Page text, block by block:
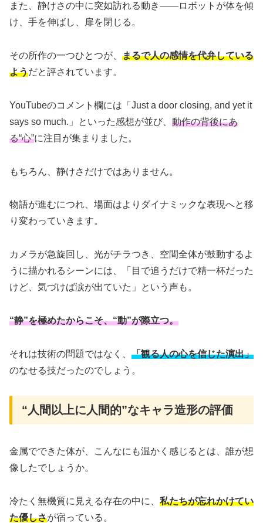
また、静けさの中に突如訪れる動き――ロボットが体を傾
け、手を伸ばし、扉を閉じる。
その所作の一つひとつが、 まるで人の感情を代弁している
ようだと評されています。
YouTubeのコメント欄には「Just a door closing, and yet it
says so much.」といった感想が並び、 動作の背後にあ
る“心”に注目が集まりました。
もちろん、静けさだけではありません。
物語が進むにつれ、場面はよりダイナミックな表現へと移
り変わっていきます。
カメラが急旋回し、光がチラつき、空間全体が鼓動するよ
うに描かれるシーンには、「目で追うだけで精一杯だった
けど、気づけば涙が出ていた」という声も。
“静”を極めたからこそ、“動”が際立つ。
それは技術の問題ではなく、 「観る人の心を信じた演出」
のなせる技だったのでしょう。
“人間以上に人間的”なキャラ造形の評価
金属でできた体が、こんなにも温かく感じるとは、誰が想
像したでしょうか。
冷たく無機質に見える存在の中に、 私たちが忘れかけてい
た優しさが宿っている。